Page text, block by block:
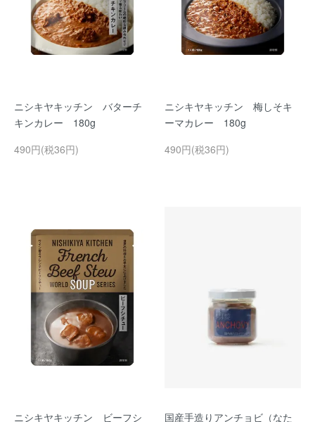
ニシキヤキッチン バターチ
キンカレー 180g
490円(税36円)
ニシキヤキッチン 梅しそキ
ーマカレー 180g
490円(税36円)
ニシキヤキッチン ビーフシ 国産手造りアンチョビ（なた